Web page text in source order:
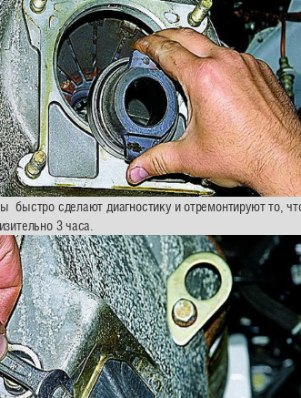
быстро сделают диагностику и отремонтируют то,
3 часа.